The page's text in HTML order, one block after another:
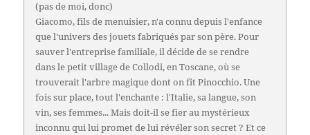
(pas de moi, donc)
Giacomo, fils de menuisier, n'a connu depuis l'enfance
que l'univers des jouets fabriqués par son père. Pour
sauver l'entreprise familiale, il décide de se rendre
dans le petit village de Collodi, en Toscane, où se
trouverait l'arbre magique dont on fit Pinocchio. Une
fois sur place, tout l'enchante : l'Italie, sa langue, son
vin, ses femmes... Mais doit-il se fier au mystérieux
inconnu qui lui promet de lui révéler son secret ? Et ce